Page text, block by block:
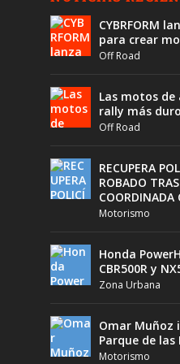
CYBRFORM
para crear
Off Road
Las motos
rally más
Off Road
RECUPERA
ROBADO
COORDINADA
Motorismo
Honda
CBR500R y
Zona Urbana
Omar Muñoz
Parque de
Motorismo